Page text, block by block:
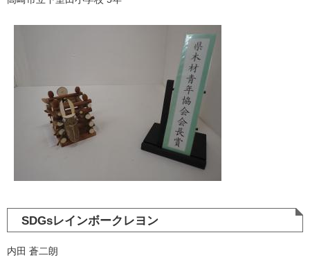
SDGsレインボークレヨン
内田 蒼二朗